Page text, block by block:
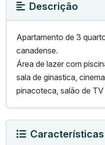
Descrição
Apartamento de 3
canadense.
Área de lazer com
sala de ginastica,
pinacoteca, salão de TV
Características